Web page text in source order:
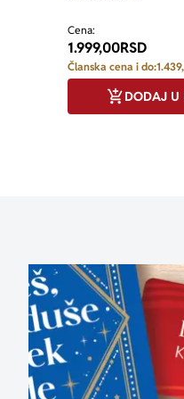
Cena:
1.999,00RSD
Članska cena i do:
DODAJ U